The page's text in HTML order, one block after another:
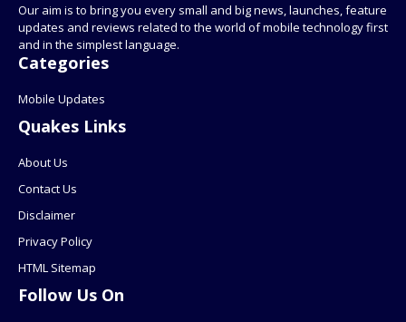
Our aim is to bring you every small and big news, launches, feature
updates and reviews related to the world of mobile technology first
and in the simplest language.
Categories
Mobile Updates
Quakes Links
About Us
Contact Us
Disclaimer
Privacy Policy
HTML Sitemap
Follow Us On